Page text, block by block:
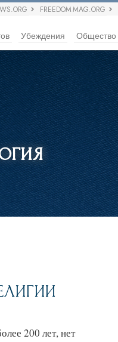
FREEDOM MAG.ORG
Убеждения Общество
200 лет, нет